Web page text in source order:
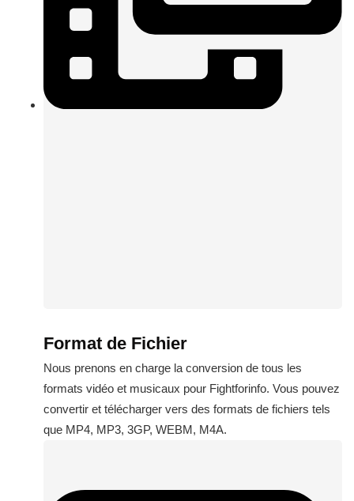
Format de Fichier
Nous prenons en charge la conversion de tous les
formats vidéo et musicaux pour Fightforinfo. Vous pouvez
convertir et télécharger vers des formats de fichiers tels
que MP4, MP3, 3GP, WEBM, M4A.